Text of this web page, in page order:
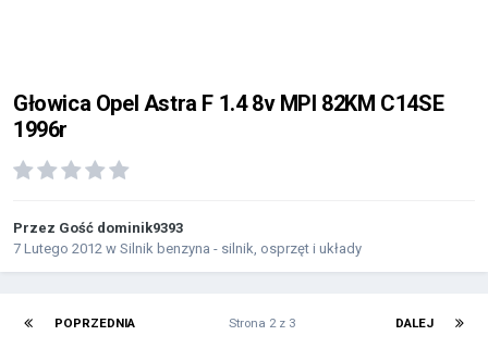
Głowica Opel Astra F 1.4 8v MPI 82KM C14SE
1996r
Przez Gość dominik9393
7 Lutego 2012 w Silnik benzyna - silnik, osprzęt i układy
POPRZEDNIA DALEJ
Strona 2 z 3